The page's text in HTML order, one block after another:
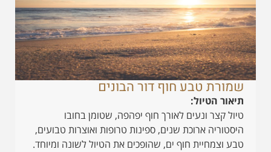
שמורת טבע חוף דור הבונים
תיאור הטיול:
טיול קצר ונעים לאורך חוף יפהפה, שטומן בחובו
היסטוריה ארוכת שנים, ספינות טרופות ואוצרות טבועים,
טבע וצמחיית חוף ים, שהופכים את הטיול לשונה ומיוחד.